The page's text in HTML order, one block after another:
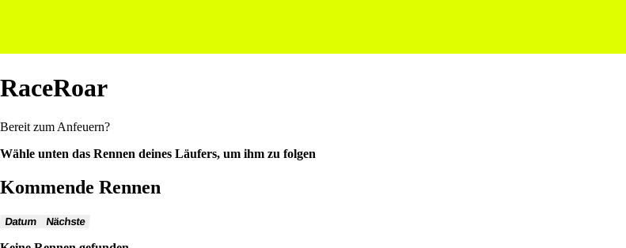
RaceRoar
Bereit zum Anfeuern?
Wähle unten das Rennen deines Läufers, um ihm zu folgen
Kommende Rennen
Datum Nächste